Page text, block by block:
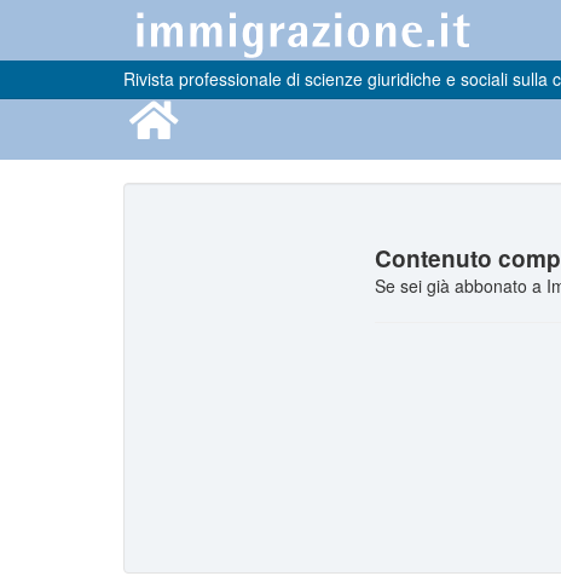
Rivista professionale di scienze giuridiche e sociali sulla
Contenuto
Se sei già abbonato a